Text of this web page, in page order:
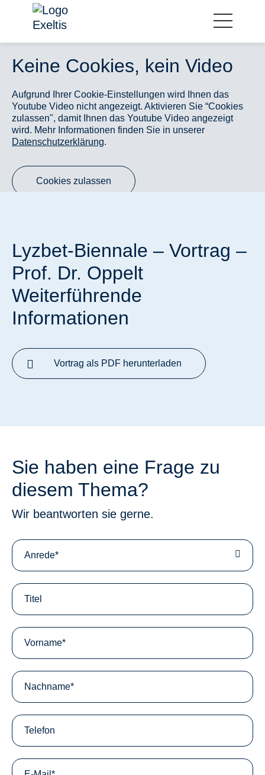
Keine Cookies, kein Video
Aufgrund Ihrer Cookie-Einstellungen wird Ihnen das
Youtube Video nicht angezeigt. Aktivieren Sie “Cookies
zulassen", damit Ihnen das Youtube Video angezeigt
wird. Mehr Informationen finden Sie in unserer
Datenschutzerklärung.
Cookies zulassen
Lyzbet-Biennale – Vortrag –
Prof. Dr. Oppelt
Weiterführende
Informationen
Vortrag als PDF herunterladen
Sie haben eine Frage zu
diesem Thema?
Wir beantworten sie gerne.
Anrede*